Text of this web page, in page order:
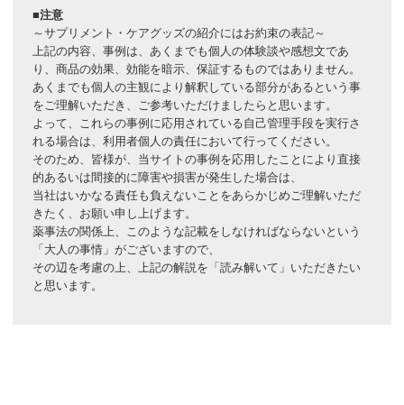
(小型犬／約８ヶ月から１０歳 大型犬／約２歳か
ら６歳)
食材早見表１群から３群を１：１：１でバランスよく
摂取。
●老犬
(小型犬／１０歳から１２歳 大型犬／約７歳から)
免疫力や酵素反応を正常に保つビタミン、ミネラル
●運動量の多い犬(アジリティドッグ)
筋肉生成の主成分たんぱく質。抗ストレスで丈夫な体
を作るビタミンＡ、Ｂ6、Ｃ、Ｅ
●手作りごはんで健康な体を取り戻す
●食べ物に関する誤解
第１章 健康維持のための栄養事典
●健康なときの食事が体を作る
●食事の量の目安は？
●手作り食への移行方法
●幼犬 ＜たんぱく質、カルシウム、ビタミンＤ・Ｅ
を摂る＞
●母犬 ＜ビタミン、ミネラル、たんぱく質、カルシ
ウムを摂る＞
●成犬 ＜１群・２群・３群を１：１：１で摂る＞
●ドッグフードに含まれる成分 ＜ドッグフードの成
分を身近な食材に置き換え＞
●鶏卵 ＜生活習慣病予防、老化防止＞
●牛肉 ＜成長促進、貧血改善＞
●鶏肉 ＜動脈硬化予防、肝機能強化＞
●豚肉 ＜皮膚の健康維持、血行促進＞
●レバー類 ＜肝機能強化、感染症予防＞
●羊肉 ＜滋養強壮、貧血・冷え性の改善＞
●貝類 ＜疲労回復、コレステロール低下＞
●アジ ＜老化防止、コレステロール除去＞
●イワシ ＜血栓予防、骨や歯の強化＞
●カツオ ＜疲労回復、スタミナ強化＞
■注意
～サプリメント・ケアグッズの紹介にはお約束の表記～
上記の内容、事例は、あくまでも個人の体験談や感想文であ
り、商品の効果、効能を暗示、保証するものではありません。
あくまでも個人の主観により解釈している部分があるという事
をご理解いただき、ご参考いただけましたらと思います。
よって、これらの事例に応用されている自己管理手段を実行さ
れる場合は、利用者個人の責任において行ってください。
そのため、皆様が、当サイトの事例を応用したことにより直接
的あるいは間接的に障害や損害が発生した場合は、
当社はいかなる責任も負えないことをあらかじめご理解いただ
きたく、お願い申し上げます。
薬事法の関係上、このような記載をしなければならないという
「大人の事情」がございますので、
その辺を考慮の上、上記の解説を「読み解いて」いただきたい
と思います。